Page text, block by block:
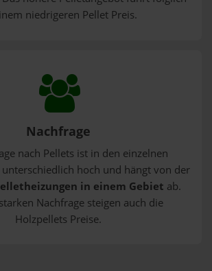
niedrigeren Pellet Preis.
Nachfrage
nach Pellets ist in den einzelnen
hoch und hängt von der
in einem Gebiet ab.
Nachfrage steigen auch die
Holzpellets Preise.